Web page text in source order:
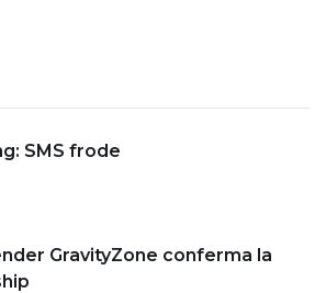
SMS frode
GravityZone conferma la